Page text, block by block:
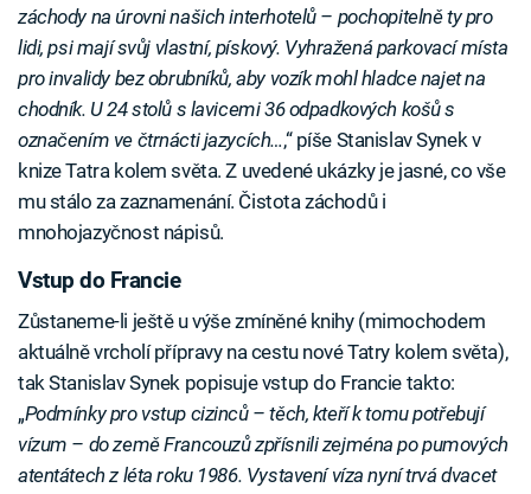
záchody na úrovni našich interhotelů – pochopitelně ty pro
lidi, psi mají svůj vlastní, pískový. Vyhražená parkovací místa
pro invalidy bez obrubníků, aby vozík mohl hladce najet na
chodník. U 24 stolů s lavicemi 36 odpadkových košů s
označením ve čtrnácti jazycích…,“ píše Stanislav Synek v
knize Tatra kolem světa. Z uvedené ukázky je jasné, co vše
mu stálo za zaznamenání. Čistota záchodů i
mnohojazyčnost nápisů.
Vstup do Francie
Zůstaneme-li ještě u výše zmíněné knihy (mimochodem
aktuálně vrcholí přípravy na cestu nové Tatry kolem světa),
tak Stanislav Synek popisuje vstup do Francie takto:
„Podmínky pro vstup cizinců – těch, kteří k tomu potřebují
vízum – do země Francouzů zpřísnili zejména po pumových
atentátech z léta roku 1986. Vystavení víza nyní trvá dvacet